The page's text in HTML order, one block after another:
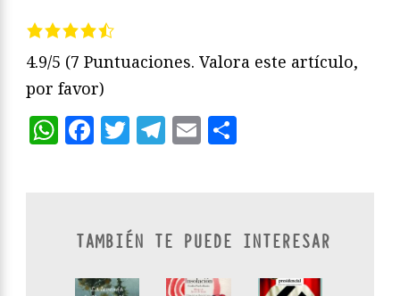
4.9/5 (7 Puntuaciones. Valora este artículo,
por favor)
WhatsApp
Facebook
Twitter
Telegram
Email
TAMBIÉN TE PUEDE INTERESAR